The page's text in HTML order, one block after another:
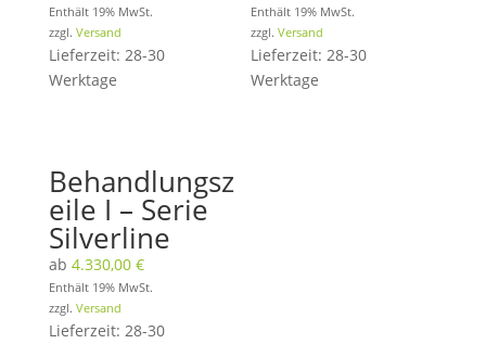
Enthält 19% MwSt.
zzgl. Versand
Lieferzeit: 28-30
Werktage
Enthält 19% MwSt.
zzgl.Versand
Lieferzeit: 28-30
Werktage
Behandlungsz
eile I – Serie
Silverline
ab 4.330,00 €
Enthält 19% MwSt.
zzgl. Versand
Lieferzeit: 28-30